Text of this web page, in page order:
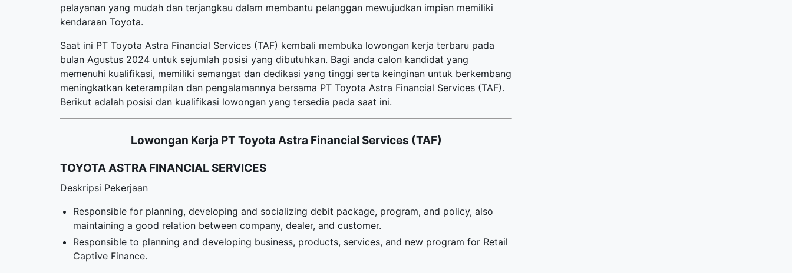
pelayanan yang mudah dan terjangkau dalam membantu pelanggan mewujudkan impian memiliki
kendaraan Toyota.
Saat ini PT Toyota Astra Financial Services (TAF) kembali membuka lowongan kerja terbaru pada
bulan Agustus 2024 untuk sejumlah posisi yang dibutuhkan. Bagi anda calon kandidat yang
memenuhi kualifikasi, memiliki semangat dan dedikasi yang tinggi serta keinginan untuk berkembang
meningkatkan keterampilan dan pengalamannya bersama PT Toyota Astra Financial Services (TAF).
Berikut adalah posisi dan kualifikasi lowongan yang tersedia pada saat ini.
Lowongan Kerja PT Toyota Astra Financial Services (TAF)
TOYOTA ASTRA FINANCIAL SERVICES
Deskripsi Pekerjaan
Responsible for planning, developing and socializing debit package, program, and policy, also
maintaining a good relation between company, dealer, and customer.
Responsible to planning and developing business, products, services, and new program for Retail
Captive Finance.